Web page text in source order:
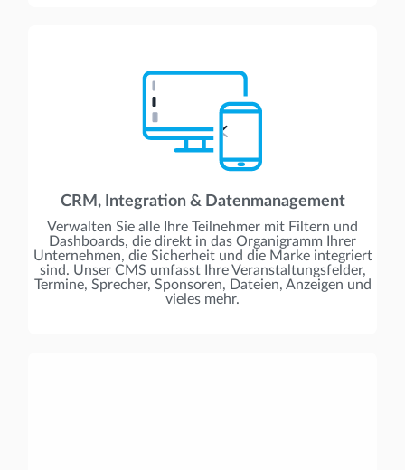
CRM, Integration & Datenmanagement
Verwalten Sie alle Ihre Teilnehmer mit Filtern und
Dashboards, die direkt in das Organigramm Ihrer
Unternehmen, die Sicherheit und die Marke integriert
sind. Unser CMS umfasst Ihre Veranstaltungsfelder,
Termine, Sprecher, Sponsoren, Dateien, Anzeigen und
vieles mehr.